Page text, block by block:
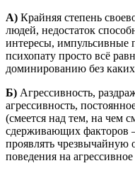
А) Крайняя степень
людей, недостаток
интересы, импульсивные
психопату просто всё
доминированию без
Б) Агрессивность,
агрессивность,
(смеется над тем, на чем
сдерживающих факторов
проявлять чрезвычайную
поведения на